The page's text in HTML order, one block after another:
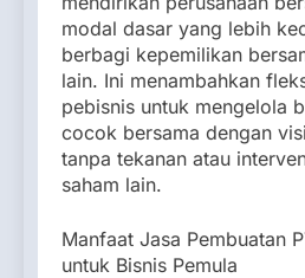
modal dasar yang lebih
berbagi kepemilikan
lain. Ini menambahkan
pebisnis untuk mengelola
cocok bersama dengan
tanpa tekanan atau
saham lain.
Manfaat Jasa Pembuatan
untuk Bisnis Pemula